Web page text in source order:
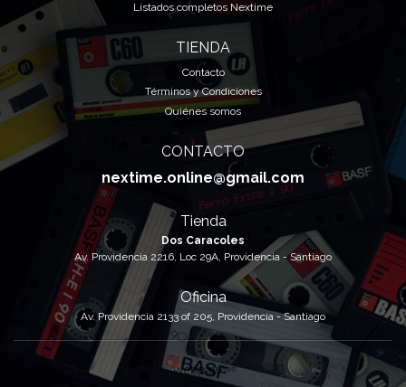
Listados completos Nextime
TIENDA
Contacto
Términos y Condiciones
Quiénes somos
CONTACTO
nextime.online@gmail.com
Tienda
Dos Caracoles
Av. Providencia 2216, Loc 29A, Providencia - Santiago
Oficina
Av. Providencia 2133 of 205, Providencia - Santiago